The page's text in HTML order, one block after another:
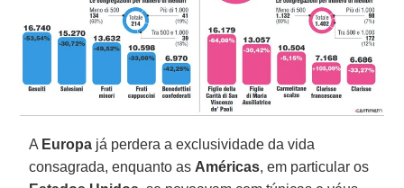
A Europa já perdera a exclusividade da vida
consagrada, enquanto as Américas, em particular os